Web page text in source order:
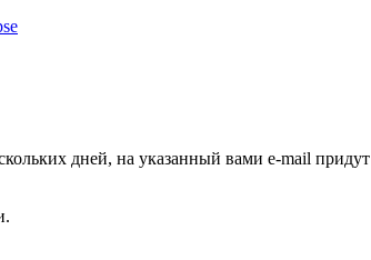
дней, на указанный вами e-mail придут